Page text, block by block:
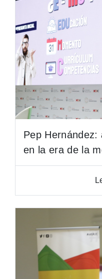
Pep Hernández:
en la era de la